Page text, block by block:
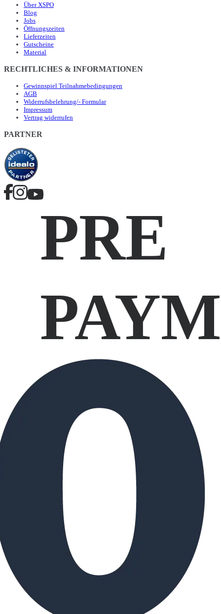
Über XSPO
Blog
Jobs
Öffnungszeiten
Lieferzeiten
Gutscheine
Material
RECHTLICHES & INFORMATIONEN
Gewinnspiel Teilnahmebedingungen
AGB
Widerrufsbelehrung/- Formular
Impressum
Vertrag widerrufen
PARTNER